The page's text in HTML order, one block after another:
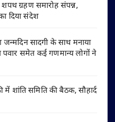
ग्रहण समारोह संपन्न,
दिया संदेश
सादगी के साथ मनाया
पवार समेत कई गणमान्य लोगों ने
शांति समिति की बैठक, सौहार्द